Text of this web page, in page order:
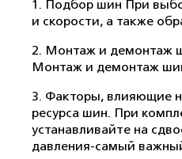
1. Подбор шин При
и скорости, а также
2. Монтаж и демонтаж
Монтаж и демонтаж
3. Факторы, влияющие
ресурса шин. При
устанавливайте на
давления-самый